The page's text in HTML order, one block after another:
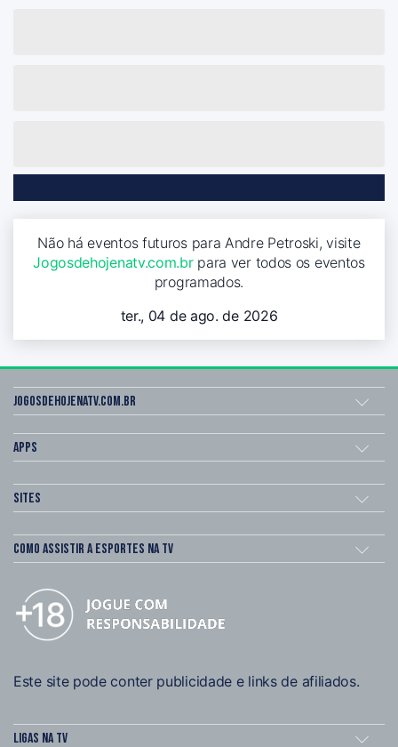
Não há eventos futuros para Andre Petroski, visite
Jogosdehojenatv.com.brpara ver todos os eventos
programados.
ter., 04 de ago. de 2026
Jogosdehojenatv.com.br
Apps
Sites
Como assistir a esportes na TV
Este site pode conter publicidade e links de afiliados.
Ligas na TV